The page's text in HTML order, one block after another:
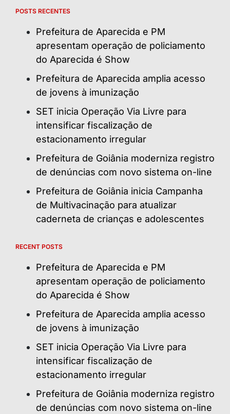
POSTS RECENTES
Prefeitura de Aparecida e PM
apresentam operação de policiamento
do Aparecida é Show
Prefeitura de Aparecida amplia acesso
de jovens à imunização
SET inicia Operação Via Livre para
intensificar fiscalização de
estacionamento irregular
Prefeitura de Goiânia moderniza registro
de denúncias com novo sistema on-line
Prefeitura de Goiânia inicia Campanha
de Multivacinação para atualizar
caderneta de crianças e adolescentes
RECENT POSTS
Prefeitura de Aparecida e PM
apresentam operação de policiamento
do Aparecida é Show
Prefeitura de Aparecida amplia acesso
de jovens à imunização
SET inicia Operação Via Livre para
intensificar fiscalização de
estacionamento irregular
Prefeitura de Goiânia moderniza registro
de denúncias com novo sistema on-line